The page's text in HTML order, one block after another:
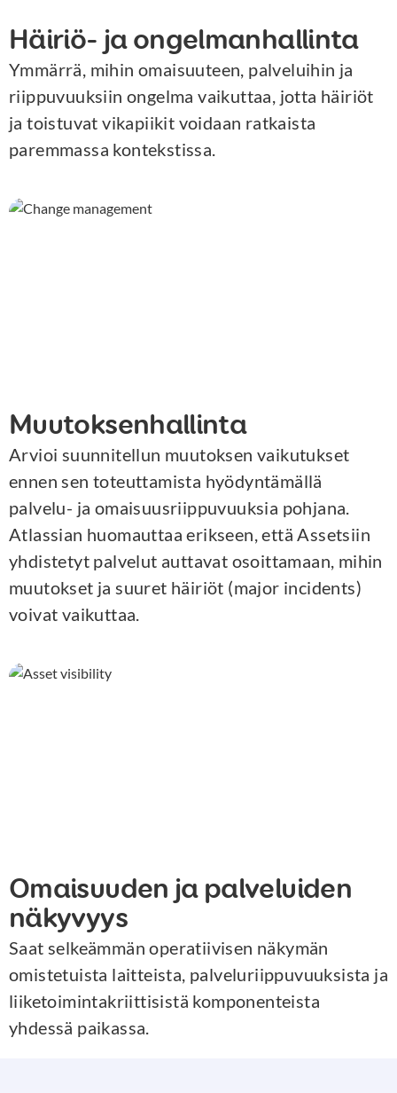
Häiriö- ja ongelmanhallinta
Ymmärrä, mihin omaisuuteen, palveluihin ja
riippuvuuksiin ongelma vaikuttaa, jotta häiriöt
ja toistuvat vikapiikit voidaan ratkaista
paremmassa kontekstissa.
Muutoksenhallinta
Arvioi suunnitellun muutoksen vaikutukset
ennen sen toteuttamista hyödyntämällä
palvelu- ja omaisuusriippuvuuksia pohjana.
Atlassian huomauttaa erikseen, että Assetsiin
yhdistetyt palvelut auttavat osoittamaan, mihin
muutokset ja suuret häiriöt (major incidents)
voivat vaikuttaa.
Omaisuuden ja palveluiden
näkyvyys
Saat selkeämmän operatiivisen näkymän
omistetuista laitteista, palveluriippuvuuksista ja
liiketoimintakriittisistä komponenteista
yhdessä paikassa.